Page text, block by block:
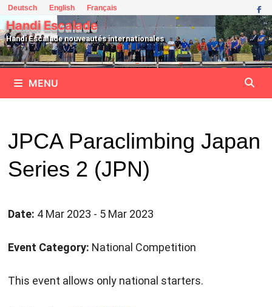
Passer
au
contenu
Deutsch English Français
Handi Escalade
Handi Escalade nouveautés internationales
MENU
JPCA Paraclimbing Japan
Series 2 (JPN)
Date: 4 Mar 2023 - 5 Mar 2023
Event Category: National Competition
This event allows only national starters.